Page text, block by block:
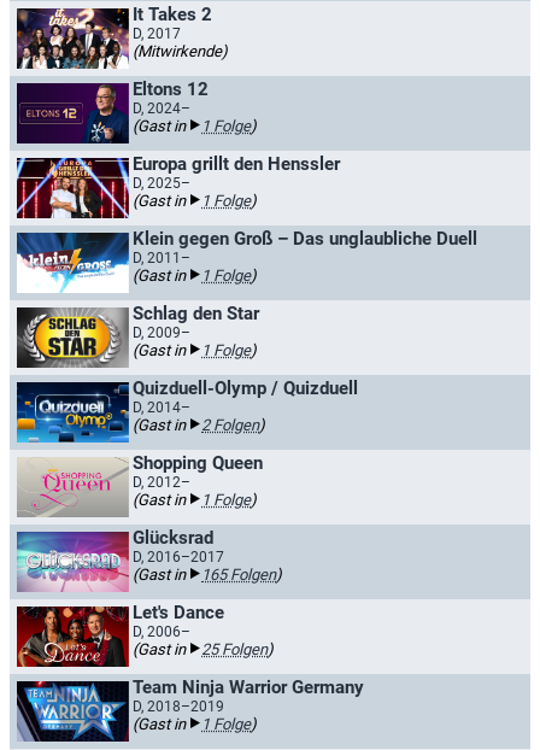
It Takes 2
D, 2017
(Mitwirkende)
Eltons 12
D, 2024–
(Gast in 1 Folge)
Europa grillt den Henssler
D, 2025–
(Gast in 1 Folge)
Klein gegen Groß – Das unglaubliche Duell
D, 2011–
(Gast in 1 Folge)
Schlag den Star
D, 2009–
(Gast in 1 Folge)
Quizduell-Olymp / Quizduell
D, 2014–
(Gast in 2 Folgen)
Shopping Queen
D, 2012–
(Gast in 1 Folge)
Glücksrad
D, 2016–2017
(Gast in 165 Folgen)
Let's Dance
D, 2006–
(Gast in 25 Folgen)
Team Ninja Warrior Germany
D, 2018–2019
(Gast in 1 Folge)